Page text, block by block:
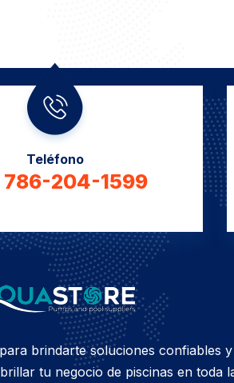
Teléfono
786-204-1599
brindarte soluciones confiables y
tu negocio de piscinas en toda